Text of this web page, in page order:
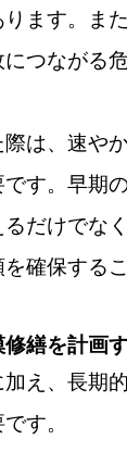
ます。ま
つながる
は、速や
す。早期
だけでな
確保する
繕を計画
え、長期
す。